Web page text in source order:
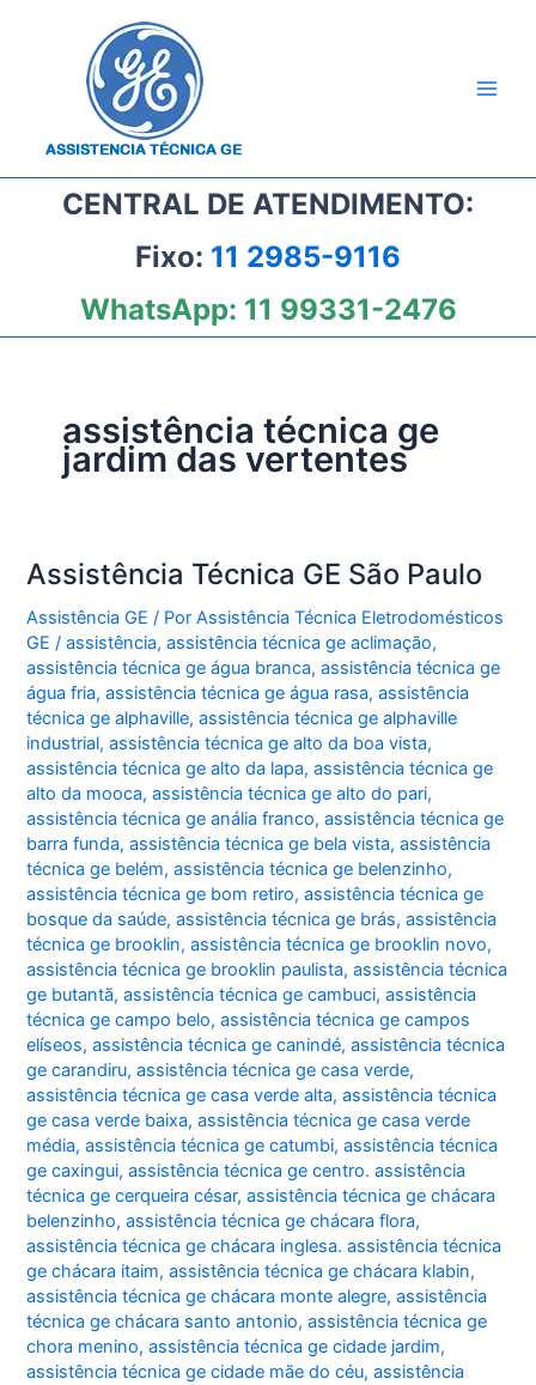
CENTRAL DE ATENDIMENTO:
Fixo: 11 2985-9116
WhatsApp: 11 99331-2476
assistência técnica ge
jardim das vertentes
Assistência Técnica GE São Paulo
Assistência GE / PorAssistência Técnica Eletrodomésticos
GE/assistência,assistência técnica ge aclimação,
assistência técnica ge água branca,assistência técnica ge
água fria,assistência técnica ge água rasa,assistência
técnica ge alphaville,assistência técnica ge alphaville
industrial,assistência técnica ge alto da boa vista,
assistência técnica ge alto da lapa,assistência técnica ge
alto da mooca,assistência técnica ge alto do pari,
assistência técnica ge anália franco,assistência técnica ge
barra funda,assistência técnica ge bela vista,assistência
técnica ge belém,assistência técnica ge belenzinho,
assistência técnica ge bom retiro,assistência técnica ge
bosque da saúde,assistência técnica ge brás,assistência
técnica ge brooklin,assistência técnica ge brooklin novo,
assistência técnica ge brooklin paulista,assistência técnica
ge butantã,assistência técnica ge cambuci,assistência
técnica ge campo belo,assistência técnica ge campos
elíseos,assistência técnica ge canindé,assistência técnica
ge carandiru,assistência técnica ge casa verde,
assistência técnica ge casa verde alta,assistência técnica
ge casa verde baixa,assistência técnica ge casa verde
média,assistência técnica ge catumbi,assistência técnica
ge caxingui,assistência técnica ge centro. assistência
técnica ge cerqueira césar,assistência técnica ge chácara
belenzinho,assistência técnica ge chácara flora,
assistência técnica ge chácara inglesa. assistência técnica
ge chácara itaim,assistência técnica ge chácara klabin,
assistência técnica ge chácara monte alegre,assistência
técnica ge chácara santo antonio,assistência técnica ge
chora menino,assistência técnica ge cidade jardim,
assistência técnica ge cidade mãe do céu,assistência